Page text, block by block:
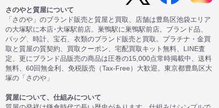
さのやと質屋について
「さのや」のブランド販売と質屋と買取、店舗は豊島区池袋エリア
の大塚駅に本店･大塚駅前店。巣鴨駅に巣鴨駅前店。ブランド品、
バッグ、時計、宝石、衣類のブランド販売と買取。プラチナ・金買
取と質屋の質契約、買取クーポン、宅配買取キット無料、LINE査
定、更にブランド品販売の商品は圧巻の15,000点常時掲載中、送料
無料、60回無金利、免税販売（Tax-Free）大歓迎。東京都豊島区大
塚の「さのや」
質屋について、仕組みについて